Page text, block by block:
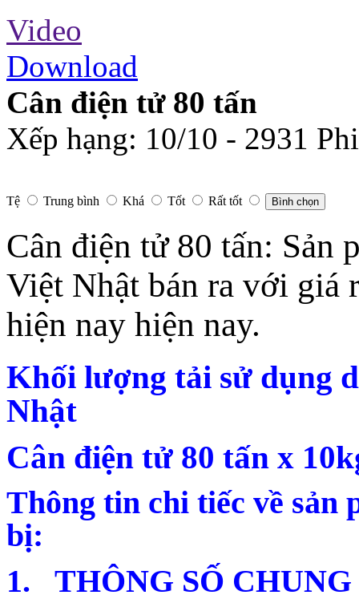
Video
Download
Cân điện tử 80 tấn
Xếp hạng: 10/10 - 2931
Tệ Trung bình Khá Tốt Rất tốt Bình chọn
Cân điện tử 80 tấn: Sản
Việt Nhật bán ra với giá
hiện nay hiện nay.
Khối lượng tải sử dụng
Nhật
Cân điện tử 80 tấn x
Thông tin chi tiếc về sản
bị:
1. THÔNG SỐ